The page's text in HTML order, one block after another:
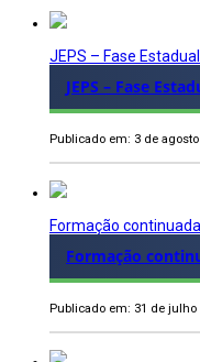
JEPS – Fase Estadual
JEPS – Fase
Publicado em: 3 de
Formação
Formação
Publicado em: 31 de julho